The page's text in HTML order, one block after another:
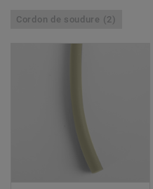
Cordon de soudure (2)